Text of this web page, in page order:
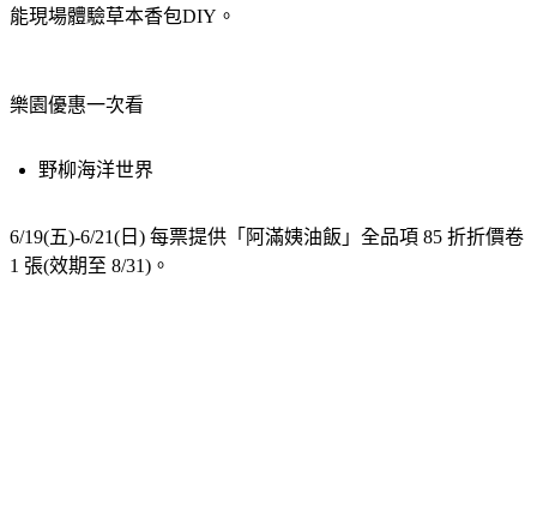
能現場體驗草本香包DIY。
樂園優惠一次看
野柳海洋世界
6/19(五)-6/21(日) 每票提供「阿滿姨油飯」全品項 85 折折價卷
1 張(效期至 8/31)。